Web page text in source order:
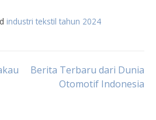
industri tekstil tahun 2024
Berita Terbaru dari Dunia
Otomotif Indonesia